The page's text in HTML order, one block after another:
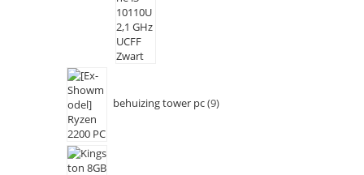
behuizing tower pc 9